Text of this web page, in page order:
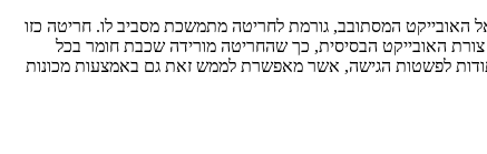
המסתובב, גורמת לחריטה מתמשכת מסביב לו. חריטה כזו
האובייקט הבסיסית, כך שהחריטה מורידה שכבת חומר בכל
לפשטות הגישה, אשר מאפשרת לממש זאת גם באמצעות מכונות